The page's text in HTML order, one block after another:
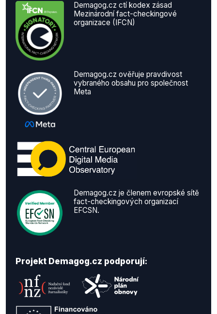
Demagog.cz ctí kodex zásad
Mezinárodní fact-checkingové
organizace (IFCN)
Demagog.cz ověřuje pravdivost
vybraného obsahu pro společnost
Meta
Demagog.cz je členem evropské sítě
fact-checkingových organizací
EFCSN.
Projekt Demagog.cz podporují: